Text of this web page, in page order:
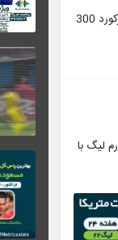
رامین رضاییان بازیکن تیم فولاد به رکورد 300
لیگ با